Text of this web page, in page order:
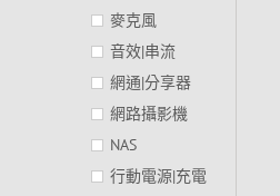
麥克風
音效|串流
網通|分享器
網路攝影機
NAS
行動電源|充電